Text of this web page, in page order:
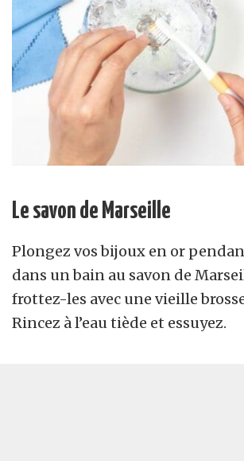
Le savon de Marseille
Plongez vos bijoux en or
dans un bain au savon de
frottez-les avec une vieille
Rincez à l’eau tiède et essuyez.